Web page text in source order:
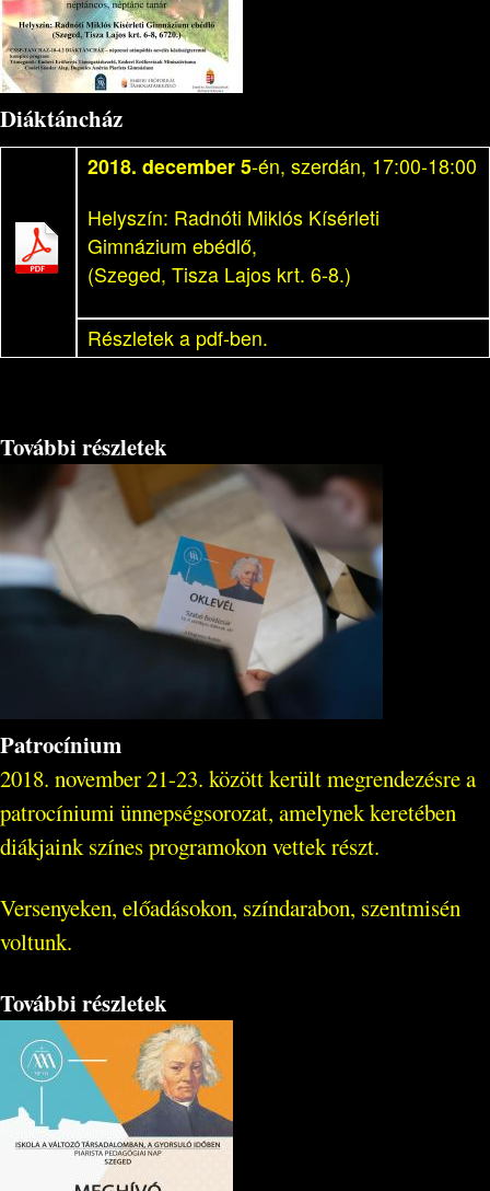
Diáktáncház
2018. december 5-én, szerdán, 17:00-18:00
Helyszín: Radnóti Miklós Kísérleti
Gimnázium ebédlő,
(Szeged, Tisza Lajos krt. 6-8.)
Részletek a pdf-ben.
További részletek
Patrocínium
2018. november 21-23. között került megrendezésre a
patrocíniumi ünnepségsorozat, amelynek keretében
diákjaink színes programokon vettek részt.
Versenyeken, előadásokon, színdarabon, szentmisén
voltunk.
További részletek